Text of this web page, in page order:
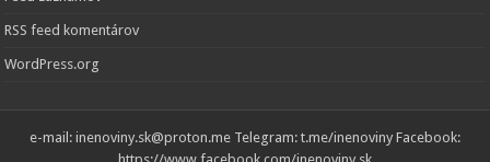
RSS feed komentárov
WordPress.org
e-mail: inenoviny.sk@proton.me Telegram: t.me/inenoviny Facebook: